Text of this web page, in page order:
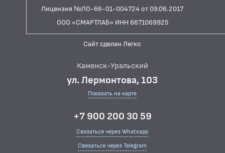
Лицензия №ЛО-66-01-004724 от 09.06.2017
ООО «СМАРТЛАБ» ИНН 6671069925
Сайт сделан Легко
Каменск-Уральский
ул. Лермонтова, 103
Показать на карте
+7 900 200 30 59
Связаться через Whatsapp
Связаться через Telegram